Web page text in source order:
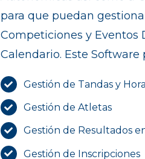
para que puedan
Competiciones y Eventos
Calendario. Este Software
Gestión de Tandas y
Gestión de Atletas
Gestión de Resultados
Gestión de Inscripciones